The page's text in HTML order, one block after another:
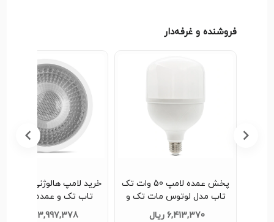
فروشنده و غرفه‌دار
پخش عمده لامپ 50 وات تک
تاب مدل لوتوس مات تک و
عمده کد L373
6,413,370 ریال
تاب تک و عمده کد L364
3,997,378 ریال